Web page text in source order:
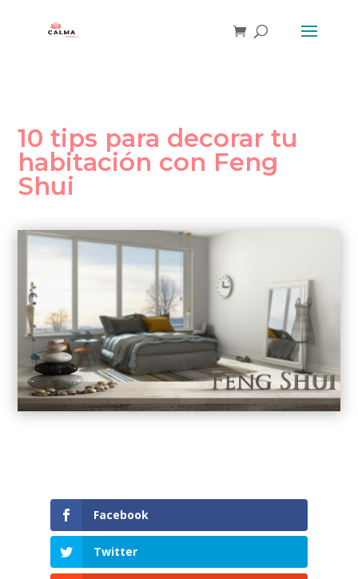
10 tips para decorar tu
habitación con Feng
Shui
Facebook
Twitter